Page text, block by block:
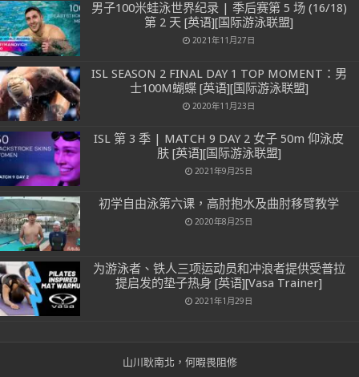
男子100米蛙泳世界纪录 | 季后赛第 5 场 (16/18)
第 2 天 [英语][国际游泳联盟]
2021年11月27日
ISL SEASON 2 FINAL DAY 1 TOP MOMENT：男
士100M蝴蝶 [英语][国际游泳联盟]
2020年11月23日
ISL 第 3 季 | MATCH 9 DAY 2 女子 50m 仰泳皮
肤 [英语][国际游泳联盟]
2021年9月25日
初学自由泳第六课，高肘抱水及曲肘移臂教学
2020年8月25日
为游泳者、铁人三项运动员和冲浪者提供受普拉
提启发的垫子热身 [英语][Vasa Trainer]
2021年1月29日
山川耿南北，何暇畏阻修